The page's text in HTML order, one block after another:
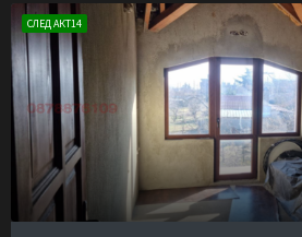
СЛЕД АКТ14